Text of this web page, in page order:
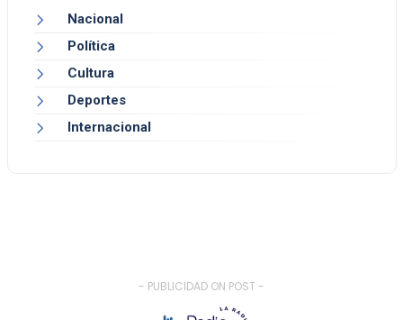
Nacional
Política
Cultura
Deportes
Internacional
- PUBLICIDAD ON POST -